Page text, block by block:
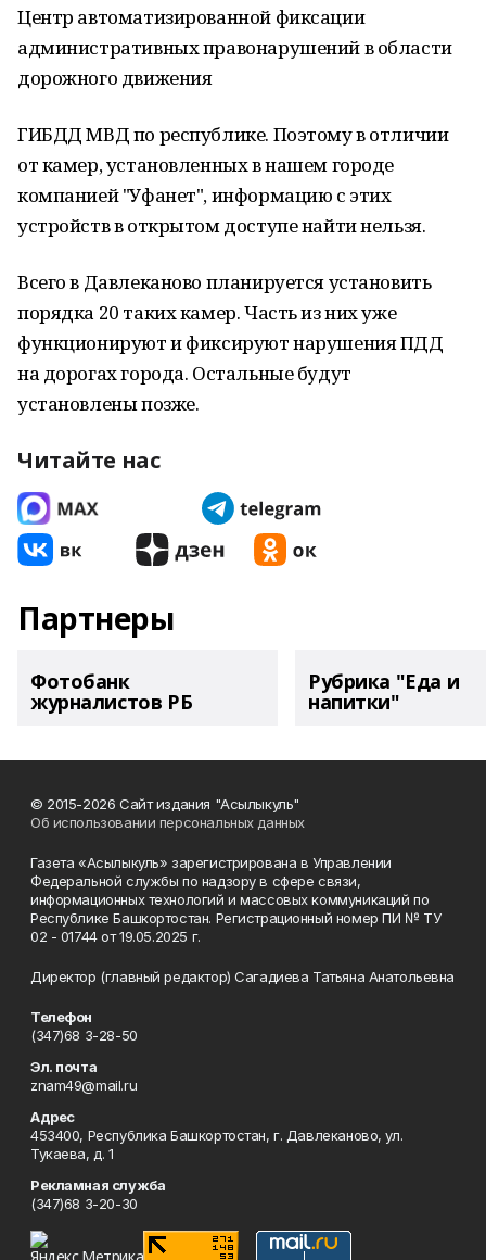
Центр автоматизированной фиксации
административных правонарушений в области
дорожного движения
ГИБДД МВД по республике. Поэтому в отличии
от камер, установленных в нашем городе
компанией "Уфанет", информацию с этих
устройств в открытом доступе найти нельзя.
Всего в Давлеканово планируется установить
порядка 20 таких камер. Часть из них уже
функционируют и фиксируют нарушения ПДД
на дорогах города. Остальные будут
установлены позже.
Читайте нас
Партнеры
Фотобанк
журналистов РБ
Рубрика "Еда и
напитки"
© 2015-2026 Сайт издания "Асылыкуль"
Об использовании персональных данных
Газета «Асылыкуль» зарегистрирована в Управлении
Федеральной службы по надзору в сфере связи,
информационных технологий и массовых коммуникаций по
Республике Башкортостан. Регистрационный номер ПИ № ТУ
02 - 01744 от 19.05.2025 г.
Директор (главный редактор) Сагадиева Татьяна Анатольевна
Телефон
(347)68 3-28-50
Эл. почта
znam49@mail.ru
Адрес
453400, Республика Башкортостан, г. Давлеканово, ул.
Тукаева, д. 1
Рекламная служба
(347)68 3-20-30